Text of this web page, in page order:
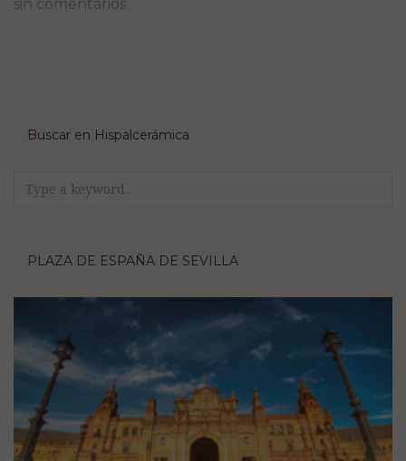
sin comentarios
Buscar en Hispalcerámica
Search
PLAZA DE ESPAÑA DE SEVILLA